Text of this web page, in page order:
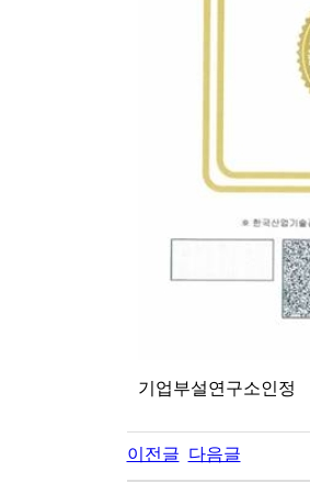
기업부설연구소인정
이전글 다음글